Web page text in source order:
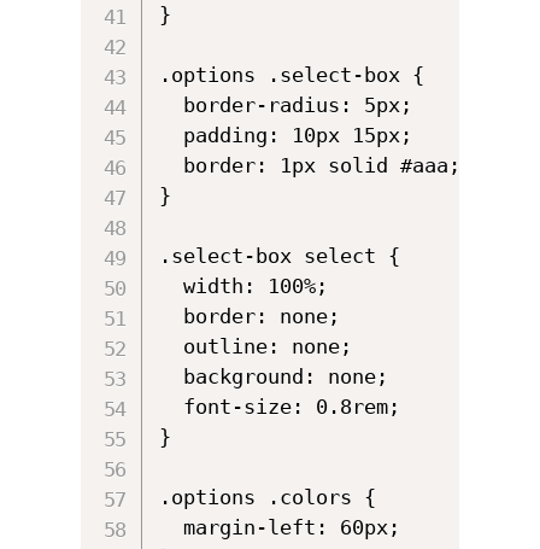
}
.options .select-box {
  border-radius: 5px;
  padding: 10px 15px;
  border: 1px solid #aaa;
}
.select-box select {
  width: 100%;
  border: none;
  outline: none;
  background: none;
  font-size: 0.8rem;
}
.options .colors {
  margin-left: 60px;